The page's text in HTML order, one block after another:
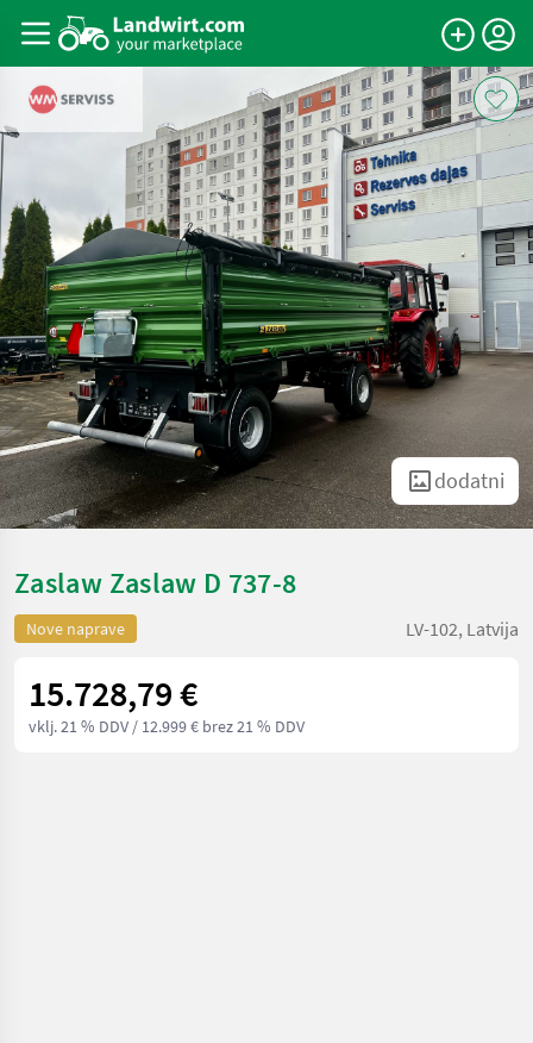
dodatni
Zaslaw Zaslaw D 737-8
Nove naprave LV-102, Latvija
15.728,79 €
vklj. 21 % DDV / 12.999 € brez 21 % DDV